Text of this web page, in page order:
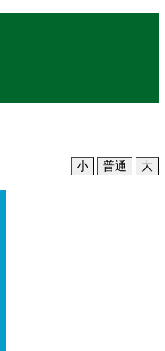
小 普通 大